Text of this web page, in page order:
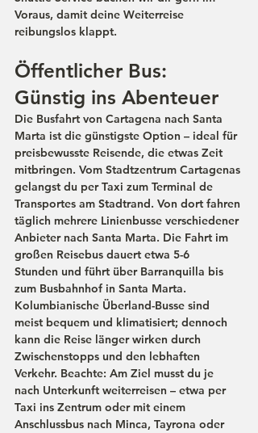
Voraus, damit deine Weiterreise
reibungslos klappt.
Öffentlicher Bus:
Günstig ins Abenteuer
Die Busfahrt von Cartagena nach Santa
Marta ist die günstigste Option – ideal für
preisbewusste Reisende, die etwas Zeit
mitbringen. Vom Stadtzentrum Cartagenas
gelangst du per Taxi zum Terminal de
Transportes am Stadtrand. Von dort fahren
täglich mehrere Linienbusse verschiedener
Anbieter nach Santa Marta. Die Fahrt im
großen Reisebus dauert etwa 5-6
Stunden und führt über Barranquilla bis
zum Busbahnhof in Santa Marta.
Kolumbianische Überland-Busse sind
meist bequem und klimatisiert; dennoch
kann die Reise länger wirken durch
Zwischenstopps und den lebhaften
Verkehr. Beachte: Am Ziel musst du je
nach Unterkunft weiterreisen – etwa per
Taxi ins Zentrum oder mit einem
Anschlussbus nach Minca, Tayrona oder